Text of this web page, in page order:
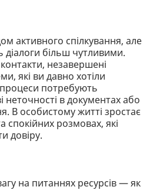
активного спілкування, але
діалоги більш чутливими.
незавершені
які ви давно хотіли
потребують
неточності в документах або
В особистому житті зростає
спокійних розмовах, які
довіру.
на питаннях ресурсів — як